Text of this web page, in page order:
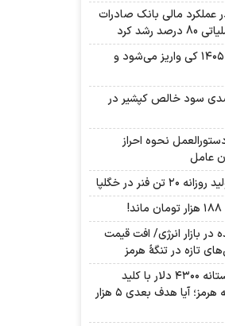
عملکرد مالی بانک صادرات
رشد کرد
سود شبهرن ۱۴۰۵ کی واریز می‌شود و
درصدی سود خالص کپشیر در
نحوه احراز
عامل
تن فنر در خگلپا
در بازار انرژی/ افت قیمت
تازه در تنگۀ هرمز
پرواز طلا تا آستانه ۴۳۰۰ دلار با کلید
گشایش در تنگه هرمز؛ آیا هدف بعدی ۵ هزار